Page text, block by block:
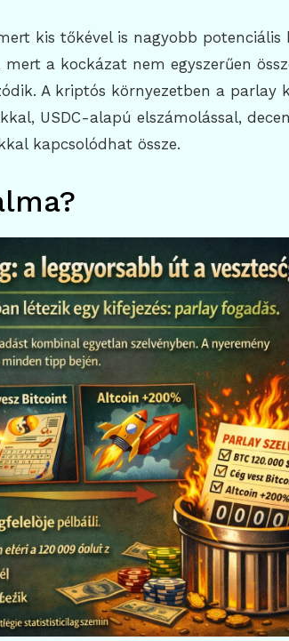
kis tőkével is nagyobb potenciális
mert a kockázat nem egyszerűen
A kriptós környezetben a parlay
USDC-alapú elszámolással,
kapcsolódhat össze.